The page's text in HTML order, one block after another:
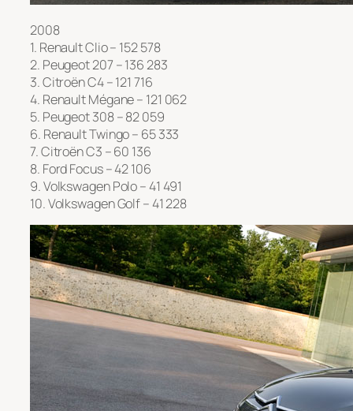
2008
1. Renault Clio – 152 578
2. Peugeot 207 – 136 283
3. Citroën C4 – 121 716
4. Renault Mégane – 121 062
5. Peugeot 308 – 82 059
6. Renault Twingo – 65 333
7. Citroën C3 – 60 136
8. Ford Focus – 42 106
9. Volkswagen Polo – 41 491
10. Volkswagen Golf – 41 228